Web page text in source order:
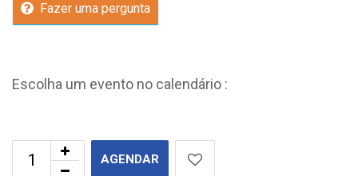
Fazer uma pergunta
Escolha um evento no calendário :
AGENDAR